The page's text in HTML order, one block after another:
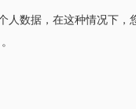
人数据，在这种情况下，